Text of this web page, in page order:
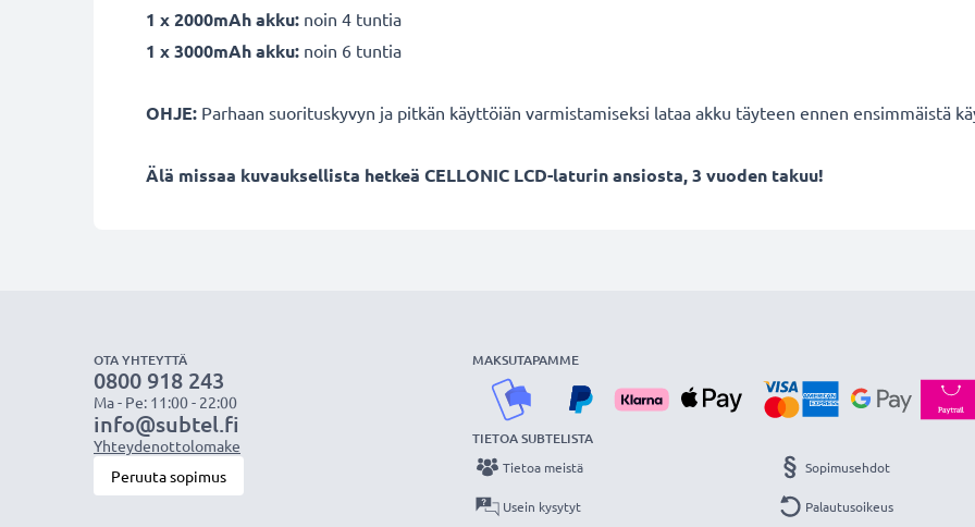
1 x 2000mAh akku: noin 4 tuntia
1 x 3000mAh akku: noin 6 tuntia
OHJE: Parhaan suorituskyvyn ja pitkän käyttöiän varmistamiseksi lataa akku täyteen ennen ensimmäistä
Älä missaa kuvauksellista hetkeä CELLONIC LCD-laturin ansiosta, 3 vuoden takuu!
OTA YHTEYTTÄ
0800 918 243
Ma - Pe: 11:00 - 22:00
info@subtel.fi
Yhteydenottolomake
Peruuta sopimus
MAKSUTAPAMME
TIETOA SUBTELISTA
Tietoa meistä
Usein kysytyt
Sopimusehdot
Palautusoikeus